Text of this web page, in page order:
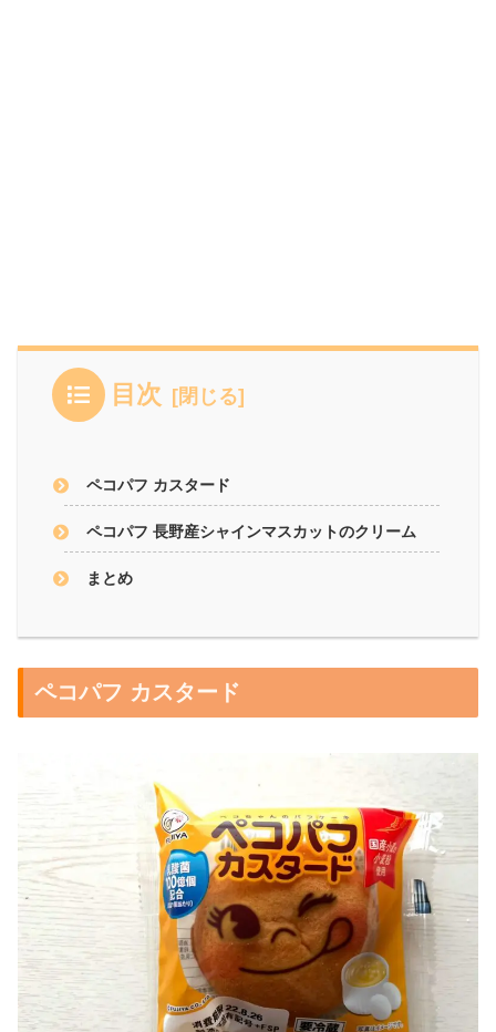
目次
ペコパフ カスタード
ペコパフ 長野産シャインマスカットのクリーム
まとめ
ペコパフ カスタード